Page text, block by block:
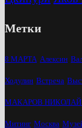
Метки
8 МАРТА Алексин
Ходулин Встреча
МАКАРОВ
Митинг Москва